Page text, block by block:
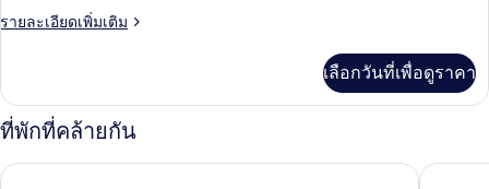
รายละเอียดเพิ่มเติม
ราย
เกี่ยว
กับ
ห้อง
พัก
เลือกวันที่เพื่อดูราคา
ที่พักที่คล้ายกัน
โอโซ่ เฉวง สมุย เฉวง กา